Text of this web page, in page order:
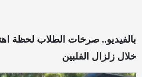
بالفيديو.. صرخات الطلاب لحظة
خلال زلزال الفلبين